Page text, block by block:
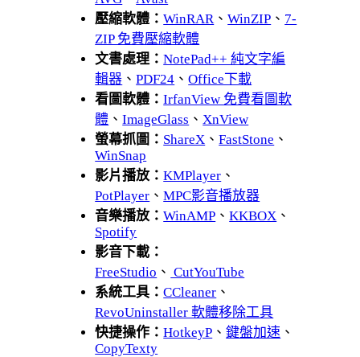
壓縮軟體：WinRAR 、WinZIP 、 7-
ZIP 免費壓縮軟體
文書處理：NotePad++ 純文字編
輯器 、PDF24 、Office下載
看圖軟體：IrfanView 免費看圖軟
體 、ImageGlass 、 XnView
螢幕抓圖： ShareX 、FastStone 、
WinSnap
影片播放：KMPlayer 、
PotPlayer 、MPC影音播放器
音樂播放：WinAMP 、KKBOX 、
Spotify
影音下載：
FreeStudio 、 CutYouTube
系統工具：CCleaner 、
RevoUninstaller 軟體移除工具
快捷操作：HotkeyP 、鍵盤加速 、
CopyTexty